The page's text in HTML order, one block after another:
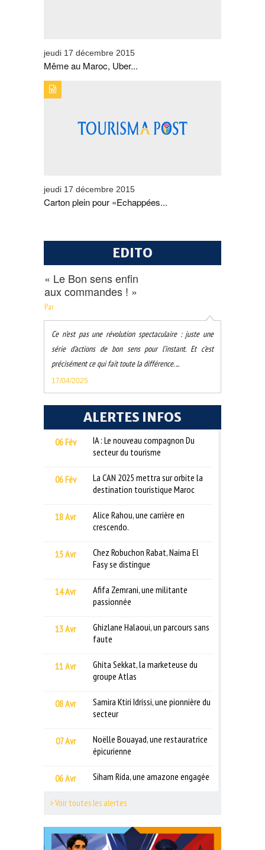
jeudi 17 décembre 2015
Même au Maroc, Uber...
jeudi 17 décembre 2015
Carton plein pour «Echappées...
EDITO
« Le Bon sens enfin
aux commandes ! »
Par
Ce n’est pas une révolution spectaculaire : juste une
série d’actions de bon sens pour l’instant. Et c’est
précisément ce qui fait toute la différence. ...
17/04/2025
ALERTES INFOS
06 Fév
IA : Le nouveau compagnon Du
secteur du tourisme
06 Fév
La CAN 2025 mettra sur orbite la
destination touristique Maroc
18 Avr
Alice Rahou, une carrière en
crescendo.
15 Avr
Chez Robuchon Rabat, Naima El
Fasy se distingue
14 Avr
Afifa Zemrani, une militante
passionnée
13 Avr
Ghizlane Halaoui, un parcours sans
faute
11 Avr
Ghita Sekkat, la marketeuse du
groupe Atlas
08 Avr
Samira Ktiri Idrissi, une pionnière du
secteur
07 Avr
Noëlle Bouayad, une restauratrice
épicurienne
06 Avr Siham Rida, une amazone engagée
> Voir toutes les alertes